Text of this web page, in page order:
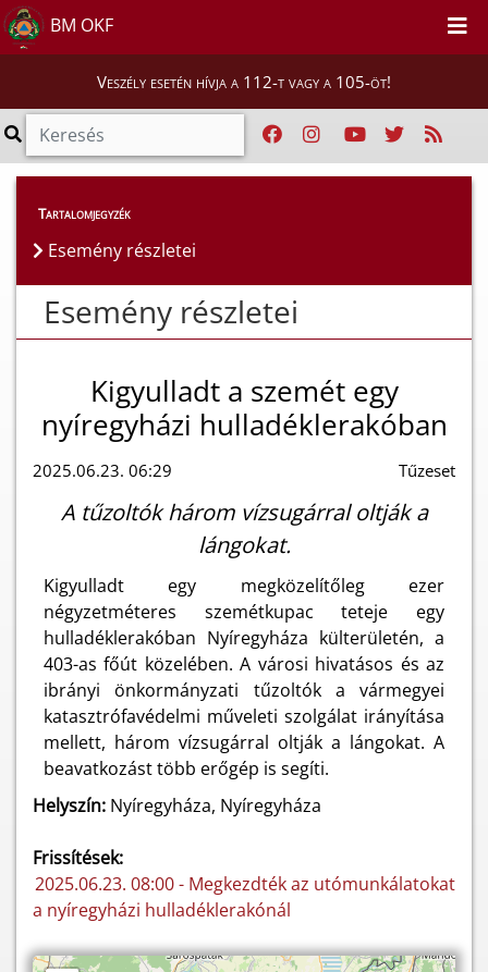
BM OKF
Veszély esetén hívja a 112-t vagy a 105-öt!
Esemény részletei
Tartalomjegyzék
Esemény részletei
Esemény részletei
Kigyulladt a szemét egy
nyíregyházi hulladéklerakóban
2025.06.23. 06:29 Tűzeset
A tűzoltók három vízsugárral oltják a
lángokat.
Kigyulladt egy megközelítőleg ezer
négyzetméteres szemétkupac teteje egy
hulladéklerakóban Nyíregyháza külterületén, a
403-as főút közelében. A városi hivatásos és az
ibrányi önkormányzati tűzoltók a vármegyei
katasztrófavédelmi műveleti szolgálat irányítása
mellett, három vízsugárral oltják a lángokat. A
beavatkozást több erőgép is segíti.
Helyszín: Nyíregyháza, Nyíregyháza
Frissítések:
2025.06.23. 08:00 - Megkezdték az utómunkálatokat
a nyíregyházi hulladéklerakónál